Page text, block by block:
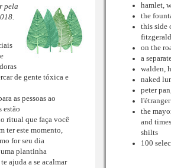
pela
de gente tóxica e
as pessoas ao
estão
ritual que faça você
ter este momento,
for seu dia
plantinha
ajuda a se acalmar
hamlet,
the
this side
fitzgerald
on the
a
walden,
naked
peter
the
and
shilts
100